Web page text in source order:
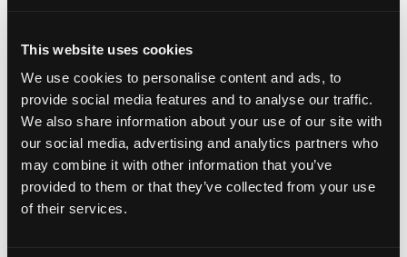
This website uses cookies
We use cookies to personalise content and ads, to
provide social media features and to analyse our traffic.
We also share information about your use of our site with
our social media, advertising and analytics partners who
may combine it with other information that you’ve
provided to them or that they’ve collected from your use
of their services.
los arándanos y las especias en una fuente
mediana de aluminio o en un pedazo muy grande
de papel aluminio resistente.
Coloque aproximadamente 1/3 taza de la mezcla
de arroz en el centro de cada pechuga de pollo.
Mete los extremos y los lados para encerrarlos,
luego átalos con hilo de cocina para sellar el
relleno.